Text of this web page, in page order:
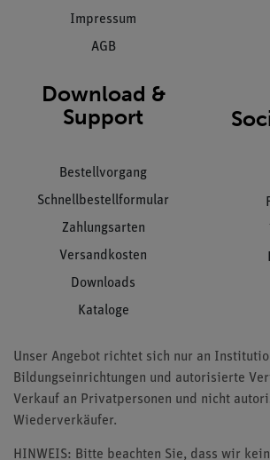
Impressum
AGB
Download &
Support
Bestellvorgang
Schnellbestellformular
Zahlungsarten
Versandkosten
Downloads
Kataloge
Unser Angebot richtet sich nur an
Bildungseinrichtungen und autorisierte
Verkauf an Privatpersonen und nicht
Wiederverkäufer.
HINWEIS: Bitte beachten Sie, dass wir